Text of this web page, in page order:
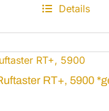
Details
RT+, 5900